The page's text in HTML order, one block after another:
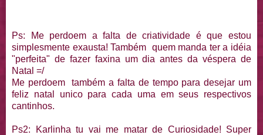
Ps: Me perdoem a falta de criatividade é que estou
simplesmente exausta! Também quem manda ter a idéia
"perfeita" de fazer faxina um dia antes da véspera de
Natal =/
Me perdoem também a falta de tempo para desejar um
feliz natal unico para cada uma em seus respectivos
cantinhos.
Ps2: Karlinha tu vai me matar de Curiosidade! Super